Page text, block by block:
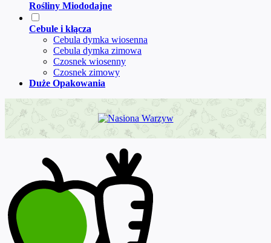
Rośliny Miododajne
Cebule i kłącza
Cebula dymka wiosenna
Cebula dymka zimowa
Czosnek wiosenny
Czosnek zimowy
Duże Opakowania